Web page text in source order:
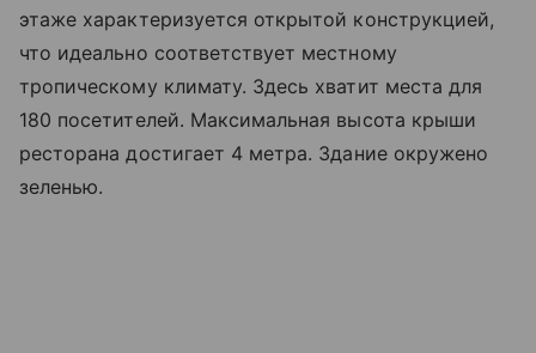
этаже характеризуется открытой конструкцией,
что идеально соответствует местному
тропическому климату. Здесь хватит места для
180 посетителей. Максимальная высота крыши
ресторана достигает 4 метра. Здание окружено
зеленью.